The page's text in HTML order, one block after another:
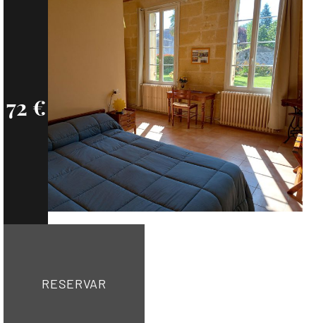
72 €
RESERVAR